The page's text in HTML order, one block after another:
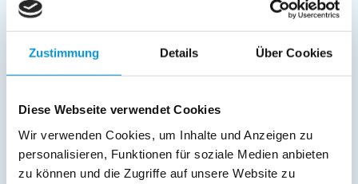
Zustimmung Details Über Cookies
Diese Webseite verwendet Cookies
Wir verwenden Cookies, um Inhalte und Anzeigen zu
personalisieren, Funktionen für soziale Medien anbieten
zu können und die Zugriffe auf unsere Website zu
Außenanlage:
Gartenstühle
Garage
Balkon
Service: